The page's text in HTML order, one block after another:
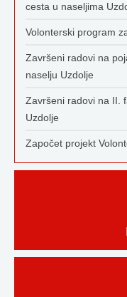
cesta u naseljima
Volonterski program
Završeni radovi na
naselju Uzdolje
Završeni radovi na II.
Uzdolje
Započet projekt